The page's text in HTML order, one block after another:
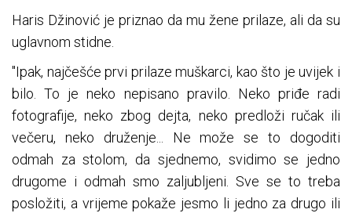
Haris Džinović je priznao da mu žene prilaze, ali da su
uglavnom stidne.
"Ipak, najčešće prvi prilaze muškarci, kao što je uvijek i
bilo. To je neko nepisano pravilo. Neko priđe radi
fotografije, neko zbog dejta, neko predloži ručak ili
večeru, neko druženje... Ne može se to dogoditi
odmah za stolom, da sjednemo, svidimo se jedno
drugome i odmah smo zaljubljeni. Sve se to treba
posložiti, a vrijeme pokaže jesmo li jedno za drugo ili